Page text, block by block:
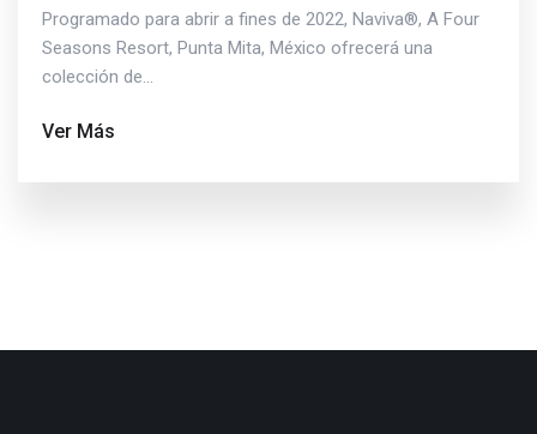
Programado para abrir a fines de 2022, Naviva®, A Four
Seasons Resort, Punta Mita, México ofrecerá una
colección de...
Ver Más